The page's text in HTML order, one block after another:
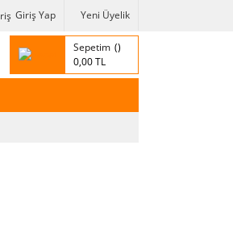
Giriş Yap Yeni Üyelik
Sepetim
0,00 TL